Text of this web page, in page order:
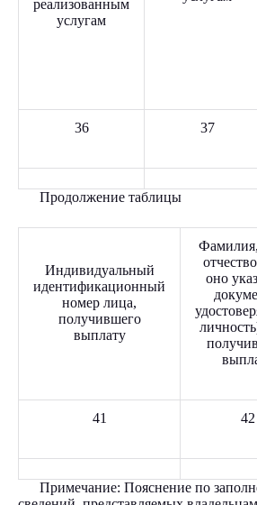
реализованным
услугам
36 37
Продолжение таблицы
Индивидуальный
идентификационный
номер лица,
получившего
выплату
оно
41 42
Примечание: Пояснение по